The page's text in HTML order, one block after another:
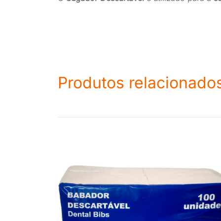
Produtos